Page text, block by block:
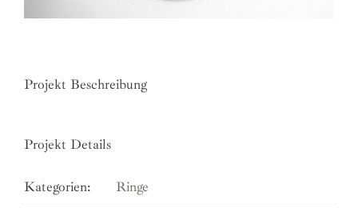
Projekt Beschreibung
Projekt Details
Kategorien: Ringe